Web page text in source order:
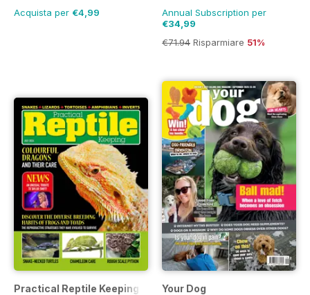
Acquista per €4,99
Annual Subscription per
€34,99
€71.94 Risparmiare 51%
Practical Reptile Keeping Your Dog